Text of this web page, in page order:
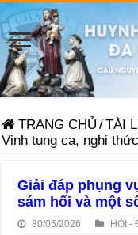
TRANG CHỦ /TÀI
Vinh tụng ca, nghi
Giải đáp phụng
sám hối và một
30/06/2026 HỎI -